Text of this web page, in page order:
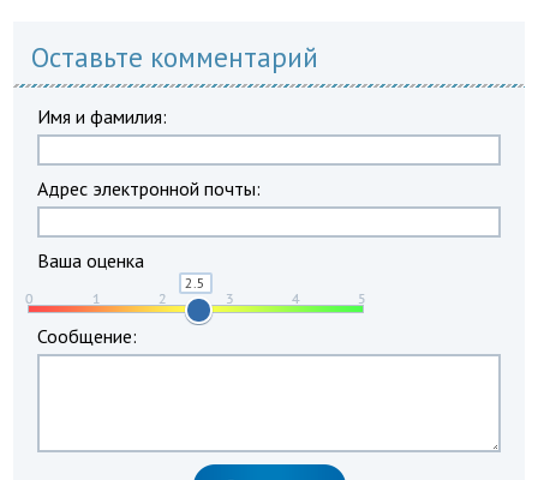
Оставьте комментарий
Имя и фамилия:
Адрес электронной почты:
Ваша оценка
Сообщение: